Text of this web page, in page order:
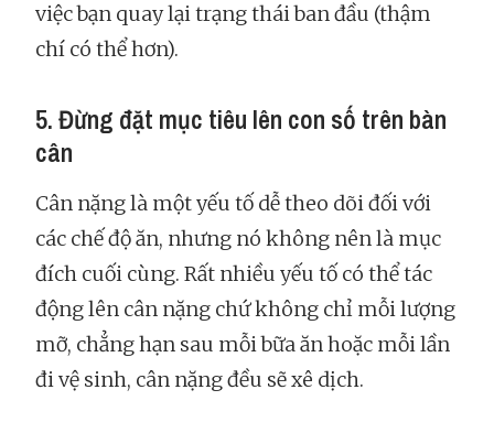
việc bạn quay lại trạng thái ban đầu (thậm
chí có thể hơn).
5. Đừng đặt mục tiêu lên con số trên bàn
cân
Cân nặng là một yếu tố dễ theo dõi đối với
các chế độ ăn, nhưng nó không nên là mục
đích cuối cùng. Rất nhiều yếu tố có thể tác
động lên cân nặng chứ không chỉ mỗi lượng
mỡ, chẳng hạn sau mỗi bữa ăn hoặc mỗi lần
đi vệ sinh, cân nặng đều sẽ xê dịch.